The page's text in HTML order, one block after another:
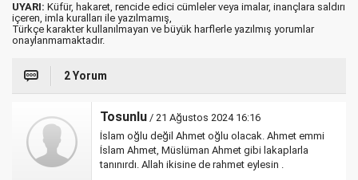
UYARI: Küfür, hakaret, rencide edici cümleler veya imalar, inançlara saldırı
içeren, imla kuralları ile yazılmamış,
Türkçe karakter kullanılmayan ve büyük harflerle yazılmış yorumlar
onaylanmamaktadır.
2 Yorum
Tosunlu / 21 Ağustos 2024 16:16
İslam oğlu değil Ahmet oğlu olacak. Ahmet emmi
İslam Ahmet, Müslüman Ahmet gibi lakaplarla
tanınırdı. Allah ikisine de rahmet eylesin .